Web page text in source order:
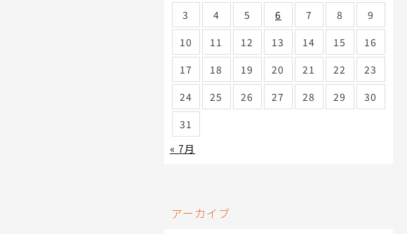
3
4 5 6 7 8
9
10
11 12 13 14 15
16
17
18 19 20 21 22
23
24
25 26 27 28 29
30
31
« 7月
アーカイブ